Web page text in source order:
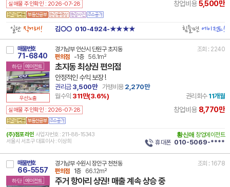
실매물 주인확인 : 2026-07-28 창업비용5,500만
일단직거래! 김○○ 010-4924-★★★★ 힘들면에이전트!
매물번호
71-6840
하단 에이전트
우선노출
경기남부 안산시 단원구 초지동
조회 : 2240
편의점
-1층 56.1m²
초지동 최상권 편의점
안정적인 수익 보장 !
권리금3,500만 가맹비용2,270만
월수익 311만(3.6%) 권리회수 11개월
실매물 주인확인 : 2026-07-28 창업비용 8,770만
(주)점포라인 사업자번호 : 211-88-15343
서울시 서초구 대표이사 : 이상희
황신애 창업에이전트
휴대폰 010-5069-****
매물번호
66-5557
하단 에이전트
경기남부 수원시 장안구 천천동
조회 : 1678
편의점
1층 66.12m²
주거 항아리 상권! 매출 계속 상승 중